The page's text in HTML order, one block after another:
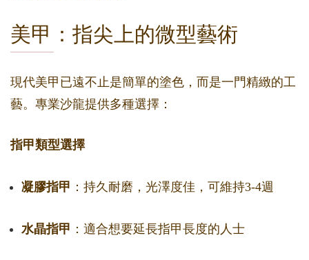
美甲：指尖上的微型藝術
現代美甲已遠不止是簡單的塗色，而是一門精緻的工
藝。專業沙龍提供多種選擇：
指甲類型選擇
凝膠指甲 ：持久耐磨，光澤度佳，可維持3-4週
水晶指甲 ：適合想要延長指甲長度的人士